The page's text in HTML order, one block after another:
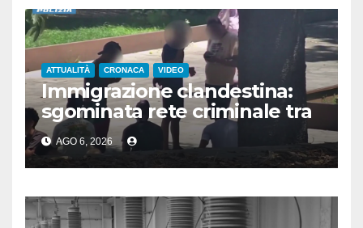
ATTUALITÀ CRONACA VIDEO
Immigrazione clandestina:
sgominata rete criminale tra
Algeria, Italia e Francia
AGO 6, 2026